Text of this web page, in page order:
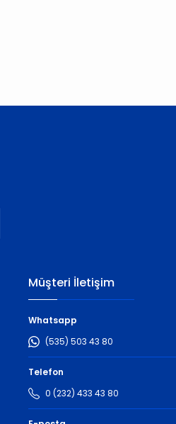
Müşteri İletişim
Whatsapp
(535) 503 43 80
Telefon
0 (232) 433 43 80